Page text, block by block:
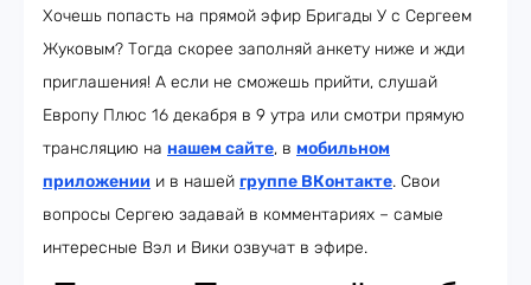
Хочешь попасть на прямой эфир Бригады У с Сергеем
Жуковым? Тогда скорее заполняй анкету ниже и жди
приглашения! А если не сможешь прийти, слушай
Европу Плюс 16 декабря в 9 утра или смотри прямую
трансляцию на нашем сайте, в мобильном
приложении и в нашей группе ВКонтакте. Свои
вопросы Сергею задавай в комментариях – самые
интересные Вэл и Вики озвучат в эфире.